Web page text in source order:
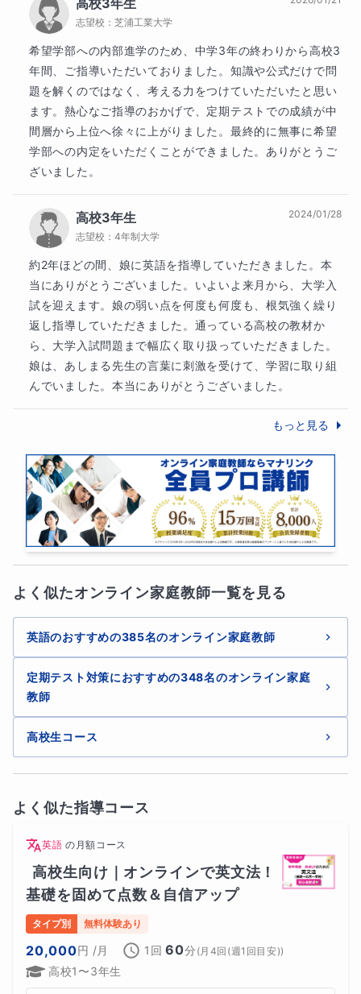
します。
■リクエストを行って頂く際に知り
たいこと
1.過去の試験結果（問題も含めて）
2.学校の授業プリントや板書
3.目標にしている点数
4.現在使用している教材（教科書だけでなく、自主的に購
入している参考書も）
高校3年生
志望校： 芝浦工業大学
希望学部への内部進学のため、中学3年の終わりから高校3
年間、ご指導いただいておりました。知識や公式だけで問
題を解くのではなく、考える力をつけていただいたと思い
ます。熱心なご指導のおかげで、定期テストでの成績が中
間層から上位へ徐々に上がりました。最終的に無事に希望
学部への内定をいただくことができました。ありがとうご
ざいました。
高校3年生
志望校： 4年制大学
2024/01/28
約2年ほどの間、娘に英語を指導していただきました。本
当にありがとうございました。いよいよ来月から、大学入
試を迎えます。娘の弱い点を何度も何度も、根気強く繰り
返し指導していただきました。通っている高校の教材か
ら、大学入試問題まで幅広く取り扱っていただきました。
娘は、あしまる先生の言葉に刺激を受けて、学習に取り組
んでいました。本当にありがとうございました。
もっと見る
よく似たオンライン家庭教師一覧を見る
英語のおすすめの385名のオンライン家庭教師
定期テスト対策におすすめの348名のオンライン家庭
教師
高校生コース
よく似た指導コース
英語 の 月額コース
高校生向け｜オンラインで英文法！
基礎を固めて点数＆自信アップ
タイプ別 無料体験あり
20,000円 /月 1回 60分 (月4回(週1回目安))
高校1〜3年生